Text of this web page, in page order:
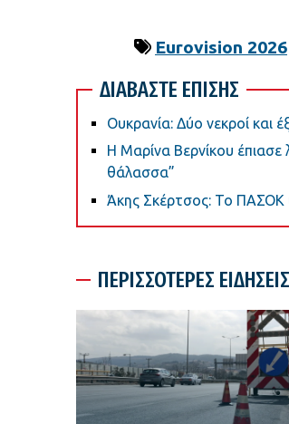
Eurovision 2026
ΔΙΑΒΑΣΤΕ ΕΠΙΣΗΣ
Ουκρανία: Δύο νεκροί και
Η Μαρίνα Βερνίκου
θάλασσα”
Άκης Σκέρτσος: Το ΠΑΣΟΚ
ΠΕΡΙΣΣΟΤΕΡΕΣ ΕΙΔΗΣΕΙΣ